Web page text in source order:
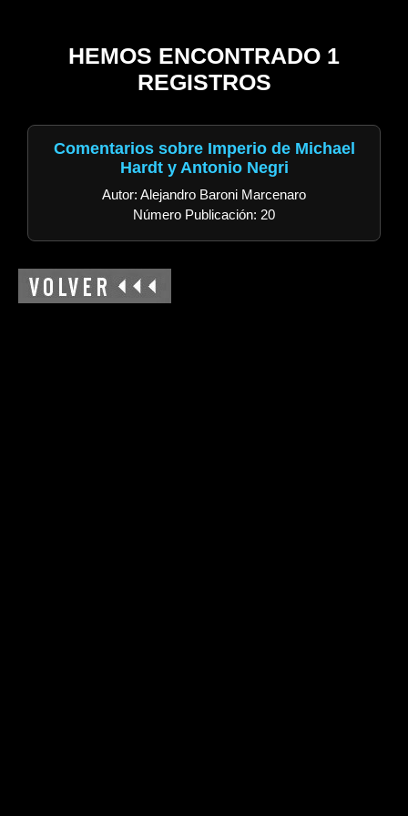
HEMOS ENCONTRADO 1
REGISTROS
Comentarios sobre Imperio de Michael
Hardt y Antonio Negri
Autor: Alejandro Baroni Marcenaro
Número Publicación: 20